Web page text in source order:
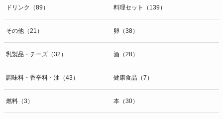
ドリンク（89） 料理セット（139）
その他（21） 卵（38）
乳製品・チーズ（32） 酒（28）
調味料・香辛料・油（43） 健康食品（7）
燃料（3） 本（30）